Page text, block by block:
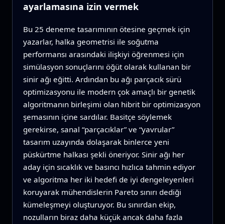
ayarlamasına izin vermek
Bu 25 deneme tasarımının ötesine geçmek için
yazarlar, halka geometrisi ile soğutma
performansı arasındaki ilişkiyi öğrenmesi için
simülasyon sonuçlarını öğüt olarak kullanan bir
sinir ağı eğitti. Ardından bu ağı parçacık sürü
optimizasyonu ile modern çok amaçlı bir genetik
algoritmanın birleşimi olan hibrit bir optimizasyon
şemasının içine sardılar. Basitçe söylemek
gerekirse, sanal “parçacıklar” ve “yavrular”
tasarım uzayında dolaşarak binlerce yeni
püskürtme halkası şekli öneriyor. Sinir ağı her
aday için sıcaklık ve basıncı hızlıca tahmin ediyor
ve algoritma her iki hedefi de iyi dengeleyenleri
koruyarak mühendislerin Pareto sınırı dediği
kümeleşmeyi oluşturuyor. Bu sınırdan ekip,
nozulların biraz daha küçük ancak daha fazla